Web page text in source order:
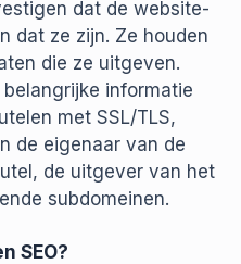
dat de website-
dat ze zijn. Ze houden
die ze uitgeven.
informatie
met SSL/TLS,
de eigenaar van de
de uitgever van het
subdomeinen.
SEO?